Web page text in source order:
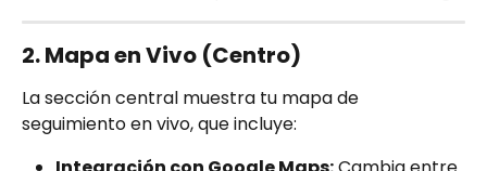
2. Mapa en Vivo (Centro)
La sección central muestra tu mapa de
seguimiento en vivo, que incluye: